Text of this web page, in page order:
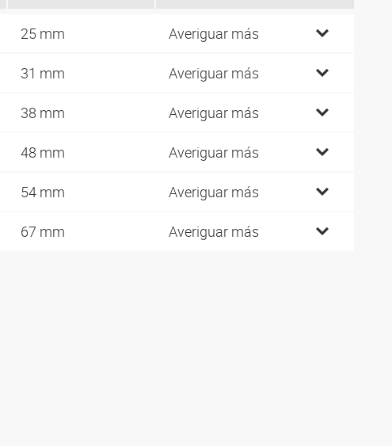
25 mm Averiguar más
31 mm Averiguar más
38 mm Averiguar más
48 mm Averiguar más
54 mm Averiguar más
67 mm Averiguar más